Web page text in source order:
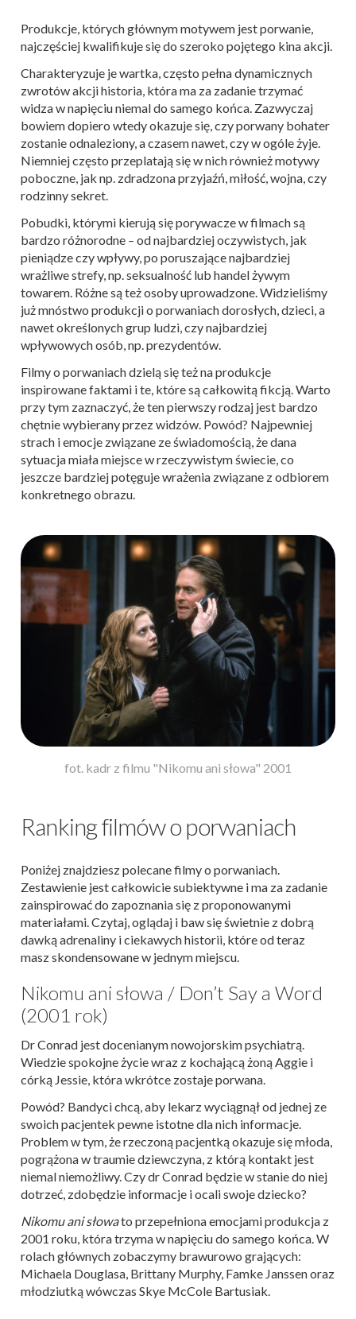
Produkcje, których głównym motywem jest porwanie,
najczęściej kwalifikuje się do szeroko pojętego kina akcji.
Charakteryzuje je wartka, często pełna dynamicznych
zwrotów akcji historia, która ma za zadanie trzymać
widza w napięciu niemal do samego końca. Zazwyczaj
bowiem dopiero wtedy okazuje się, czy porwany bohater
zostanie odnaleziony, a czasem nawet, czy w ogóle żyje.
Niemniej często przeplatają się w nich również motywy
poboczne, jak np. zdradzona przyjaźń, miłość, wojna, czy
rodzinny sekret.
Pobudki, którymi kierują się porywacze w filmach są
bardzo różnorodne – od najbardziej oczywistych, jak
pieniądze czy wpływy, po poruszające najbardziej
wrażliwe strefy, np. seksualność lub handel żywym
towarem. Różne są też osoby uprowadzone. Widzieliśmy
już mnóstwo produkcji o porwaniach dorosłych, dzieci, a
nawet określonych grup ludzi, czy najbardziej
wpływowych osób, np. prezydentów.
Filmy o porwaniach dzielą się też na produkcje
inspirowane faktami i te, które są całkowitą fikcją. Warto
przy tym zaznaczyć, że ten pierwszy rodzaj jest bardzo
chętnie wybierany przez widzów. Powód? Najpewniej
strach i emocje związane ze świadomością, że dana
sytuacja miała miejsce w rzeczywistym świecie, co
jeszcze bardziej potęguje wrażenia związane z odbiorem
konkretnego obrazu.
fot. kadr z filmu "Nikomu ani słowa" 2001
Ranking filmów o porwaniach
Poniżej znajdziesz polecane filmy o porwaniach.
Zestawienie jest całkowicie subiektywne i ma za zadanie
zainspirować do zapoznania się z proponowanymi
materiałami. Czytaj, oglądaj i baw się świetnie z dobrą
dawką adrenaliny i ciekawych historii, które od teraz
masz skondensowane w jednym miejscu.
Nikomu ani słowa / Don’t Say a Word
(2001 rok)
Dr Conrad jest docenianym nowojorskim psychiatrą.
Wiedzie spokojne życie wraz z kochającą żoną Aggie i
córką Jessie, która wkrótce zostaje porwana.
Powód? Bandyci chcą, aby lekarz wyciągnął od jednej ze
swoich pacjentek pewne istotne dla nich informacje.
Problem w tym, że rzeczoną pacjentką okazuje się młoda,
pogrążona w traumie dziewczyna, z którą kontakt jest
niemal niemożliwy. Czy dr Conrad będzie w stanie do niej
dotrzeć, zdobędzie informacje i ocali swoje dziecko?
Nikomu ani słowato przepełniona emocjami produkcja z
2001 roku, która trzyma w napięciu do samego końca. W
rolach głównych zobaczymy brawurowo grających:
Michaela Douglasa, Brittany Murphy, Famke Janssen oraz
młodziutką wówczas Skye McCole Bartusiak.